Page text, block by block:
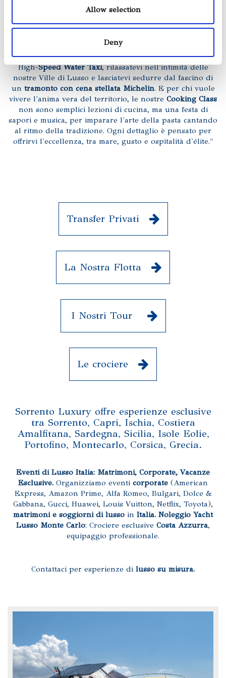
Allow selection
Deny
Esperienze Esclusive e Soggiorni di Pregio in Costiera
missione è trasformare il vostro soggiorno in un
capolavoro di emozioni: sfrecciate sulle onde con i nostri
High-Speed Water Taxi, rilassatevi nell'intimità delle
nostre Ville di Lusso e lasciatevi sedurre dal fascino di
un tramonto con cena stellata Michelin. E per chi vuole
vivere l'anima vera del territorio, le nostre Cooking Class
non sono semplici lezioni di cucina, ma una festa di
sapori e musica, per imparare l'arte della pasta cantando
al ritmo della tradizione. Ogni dettaglio è pensato per
offrirvi l'eccellenza, tra mare, gusto e ospitalità d'élite."
Transfer Privati
La Nostra Flotta
I Nostri Tour
Le crociere
Sorrento Luxury offre esperienze esclusive
tra Sorrento, Capri, Ischia, Costiera
Amalfitana, Sardegna, Sicilia, Isole Eolie,
Portofino, Montecarlo, Corsica, Grecia.
Eventi di Lusso Italia: Matrimoni, Corporate, Vacanze
Esclusive. Organizziamo eventi corporate (American
Express, Amazon Prime, Alfa Romeo, Bulgari, Dolce &
Gabbana, Gucci, Huawei, Louis Vuitton, Netflix, Toyota),
matrimoni e soggiorni di lusso in Italia. Noleggio Yacht
Lusso Monte Carlo: Crociere esclusive Costa Azzurra,
equipaggio professionale.
Contattaci per esperienze di lusso su misura.